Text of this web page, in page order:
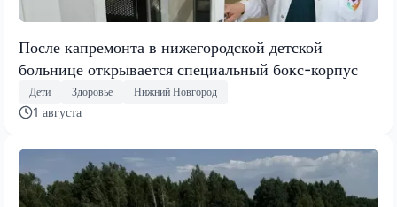
После капремонта в нижегородской детской
больнице открывается специальный бокс-корпус
Дети Здоровье Нижний Новгород
1 августа